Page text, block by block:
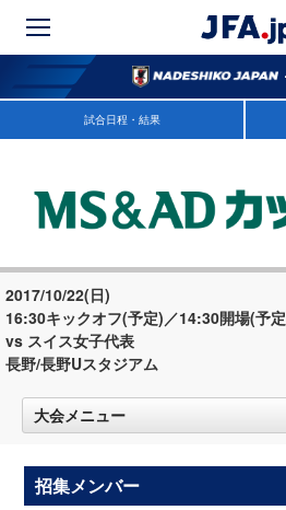
試合日程・結果
2017/10/22(日)
16:30キックオフ(予定)／14:30開場(予
vs スイス女子代表
長野/長野Uスタジアム
大会メニュー
招集メンバー